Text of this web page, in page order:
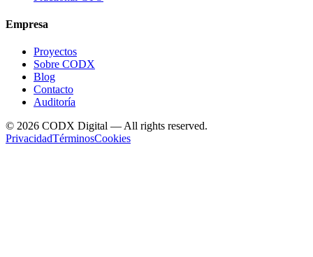
Empresa
Proyectos
Sobre CODX
Blog
Contacto
Auditoría
© 2026 CODX Digital — All rights reserved.
PrivacidadTérminosCookies